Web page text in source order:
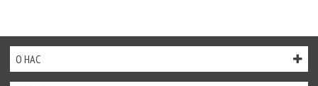
О НАС